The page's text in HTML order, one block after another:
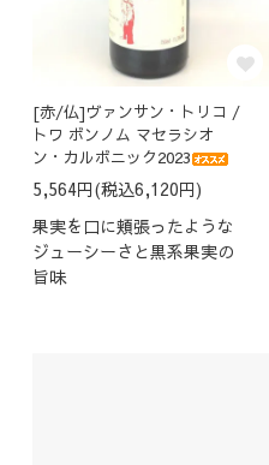
[赤/仏]ヴァンサン・トリコ /
トワ ボンノム マセラシオ
ン・カルボニック2023
5,564円(税込6,120円)
果実を口に頬張ったような
ジューシーさと黒系果実の
旨味